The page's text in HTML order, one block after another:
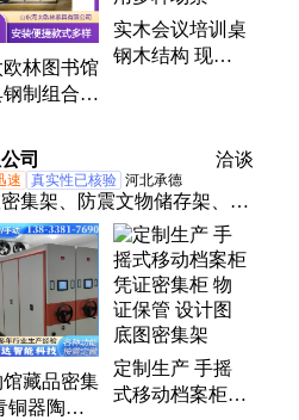
林图书馆
制组合书
实木会议培训桌
钢木结构 现代
司 洽谈
速 真实性已核验 河北承德
集架、防震文物储存架、储
移动存储密集架、智能密集
货架、手摇密集柜、手摇密
藏品密集
铜器陶瓷
定制生产 手摇
式移动档案柜